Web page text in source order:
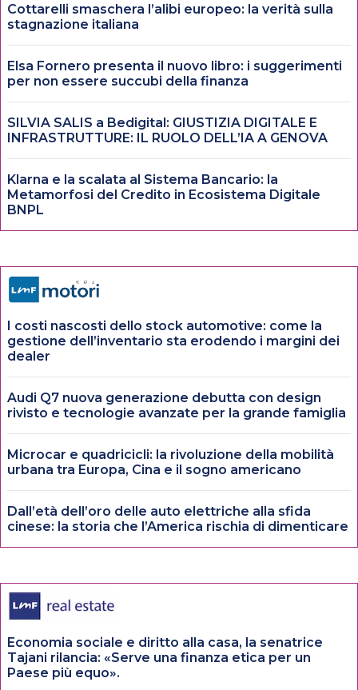
Cottarelli smaschera l’alibi europeo: la verità sulla
stagnazione italiana
Elsa Fornero presenta il nuovo libro: i suggerimenti
per non essere succubi della finanza
SILVIA SALIS a Bedigital: GIUSTIZIA DIGITALE E
INFRASTRUTTURE: IL RUOLO DELL’IA A GENOVA
Klarna e la scalata al Sistema Bancario: la
Metamorfosi del Credito in Ecosistema Digitale
BNPL
I costi nascosti dello stock automotive: come la
gestione dell’inventario sta erodendo i margini dei
dealer
Audi Q7 nuova generazione debutta con design
rivisto e tecnologie avanzate per la grande famiglia
Microcar e quadricicli: la rivoluzione della mobilità
urbana tra Europa, Cina e il sogno americano
Dall’età dell’oro delle auto elettriche alla sfida
cinese: la storia che l’America rischia di dimenticare
Economia sociale e diritto alla casa, la senatrice
Tajani rilancia: «Serve una finanza etica per un
Paese più equo».